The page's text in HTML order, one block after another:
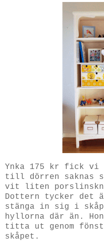
Ynka 175 kr fick vi
till dörren saknas
vit liten
Dottern tycker
stänga in sig i
hyllorna där än.
titta ut genom
skåpet.